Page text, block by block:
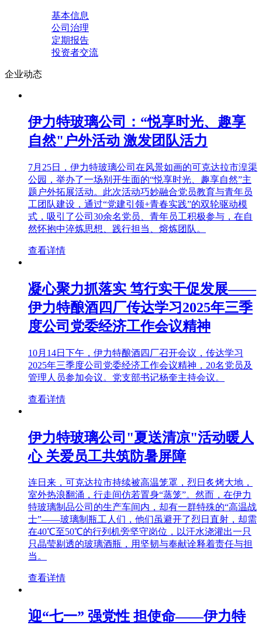
基本信息
公司治理
定期报告
投资者交流
企业动态
伊力特玻璃公司：“悦享时光、趣享
自然"户外活动 激发团队活力
7月25日，伊力特玻璃公司在风景如画的可克达拉市湟渠
公园，举办了一场别开生面的“悦享时光、趣享自然”主
题户外拓展活动。此次活动巧妙融合党员教育与青年员
工团队建设，通过“党建引领+青春实践”的双轮驱动模
式，吸引了公司30余名党员、青年员工积极参与，在自
然怀抱中淬炼思想、践行担当、熔炼团队。
查看详情
凝心聚力抓落实 笃行实干促发展——
伊力特酿酒四厂传达学习2025年三季
度公司党委经济工作会议精神
10月14日下午，伊力特酿酒四厂召开会议，传达学习
2025年三季度公司党委经济工作会议精神，20名党员及
管理人员参加会议。党支部书记杨奎主持会议。
查看详情
伊力特玻璃公司"夏送清凉"活动暖人
心 关爱员工共筑防暑屏障
连日来，可克达拉市持续被高温笼罩，烈日炙烤大地，
室外热浪翻涌，行走间仿若置身“蒸笼”。然而，在伊力
特玻璃制品公司的生产车间内，却有一群特殊的“高温战
士”——玻璃制瓶工人们，他们虽避开了烈日直射，却需
在40℃至50℃的行列机旁坚守岗位，以汗水浇灌出一只
只晶莹剔透的玻璃酒瓶，用坚韧与奉献诠释着责任与担
当。
查看详情
迎“七一” 强党性 担使命——伊力特